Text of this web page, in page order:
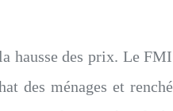
hausse des prix. Le
des ménages et